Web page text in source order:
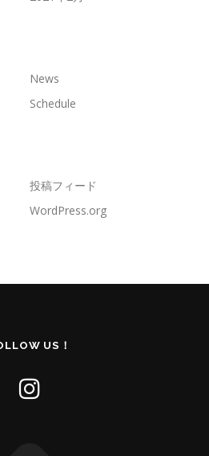
News
Schedule
投稿フィード
WordPress.org
US！